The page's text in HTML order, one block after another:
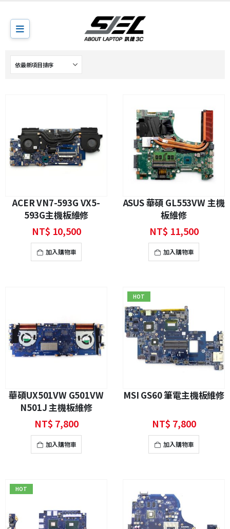
ACER VN7-593G VX5-
593G主機板維修
NT$ 10,500
加入購物車
ASUS 華碩 GL553VW 主機
板維修
NT$ 11,500
加入購物車
華碩UX501VW G501VW
N501J 主機板維修
NT$ 7,800
加入購物車
HOT
MSI GS60 筆電主機板維修
NT$ 7,800
加入購物車
HOT